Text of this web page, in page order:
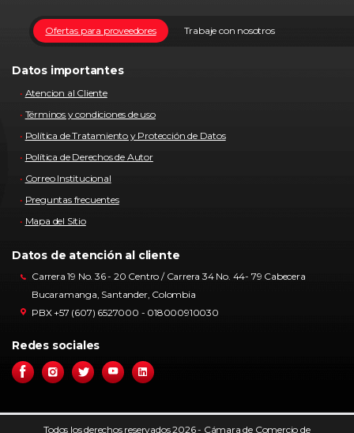
Trabaje con nosotros
Ofertas para proveedores
Datos importantes
Atencion al Cliente
Términos y condiciones de uso
Política de Tratamiento y Protección de Datos
Política de Derechos de Autor
Correo Institucional
Preguntas frecuentes
Mapa del Sitio
Datos de atención al cliente
Carrera 19 No. 36 - 20 Centro / Carrera 34 No. 44- 79 Cabecera
Bucaramanga, Santander, Colombia
PBX +57 (607) 6527000 - 018000910030
Redes sociales
Todos los derechos reservados 2026 - Cámara de Comercio de